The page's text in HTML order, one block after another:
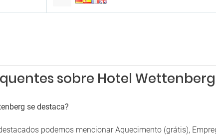
Zona para fumadores
sobre Hotel Wettenberg
se destaca?
podemos mencionar Aquecimento (grátis),